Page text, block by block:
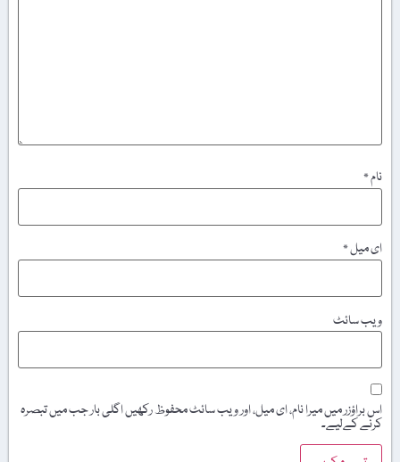
نام*
ای میل*
ویب‌ سائٹ
اس براؤزر میں میرا نام، ای میل، اور ویب سائٹ محفوظ رکھیں اگلی بار جب میں تبصرہ
کرنے کےلیے۔